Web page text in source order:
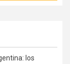
los